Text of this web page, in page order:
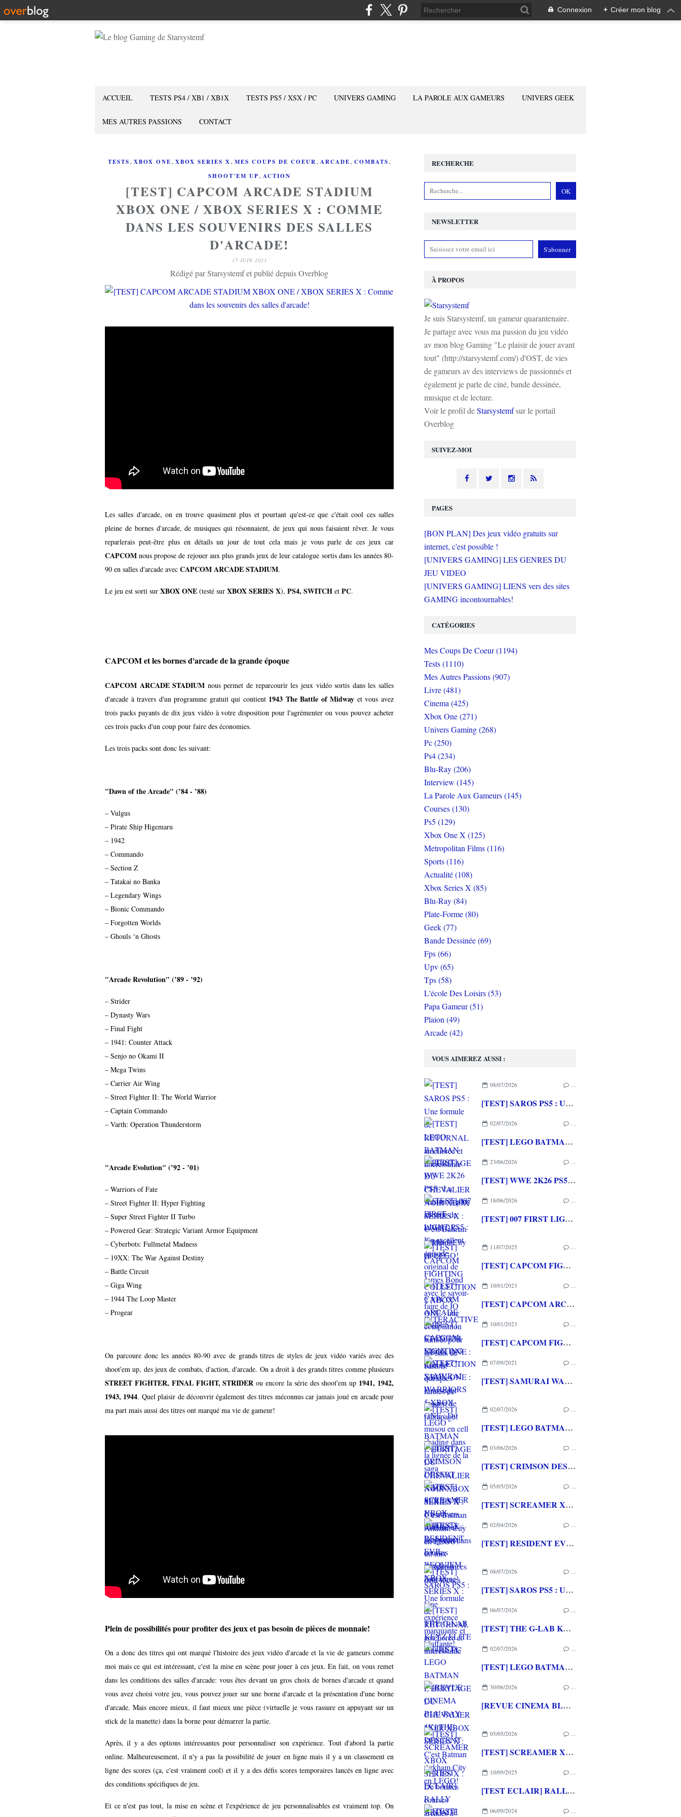
Connexion + Créer mon blog
ACCUEIL TESTS PS4 / XB1 / XB1X TESTS PS5 / XSX / PC UNIVERS GAMING LA PAROLE AUX GAMEURS UNIVERS GEEK
MES AUTRES PASSIONS CONTACT
TESTS, XBOX ONE, XBOX SERIES X, MES COUPS DE COEUR, ARCADE, COMBATS,
SHOOT'EM UP, ACTION
[TEST] CAPCOM ARCADE STADIUM
XBOX ONE / XBOX SERIES X : COMME
DANS LES SOUVENIRS DES SALLES
D'ARCADE!
17 JUIN 2021
Rédigé par Starsystemf et publié depuis Overblog
Les salles d'arcade, on en trouve quasiment plus et pourtant qu'est-ce que c'était cool ces salles
pleine de bornes d'arcade, de musiques qui résonnaient, de jeux qui nous faisaient rêver. Je vous
reparlerais peut-être plus en détails un jour de tout cela mais je vous parle de ces jeux car
CAPCOM nous propose de rejouer aux plus grands jeux de leur catalogue sortis dans les années 80-
90 en salles d'arcade avec CAPCOM ARCADE STADIUM.
Le jeu est sorti sur XBOX ONE (testé sur XBOX SERIES X), PS4, SWITCH et PC.
CAPCOM et les bornes d'arcade de la grande époque
CAPCOM ARCADE STADIUM nous permet de reparcourir les jeux vidéo sortis dans les salles
d'arcade à travers d'un programme gratuit qui contient 1943 The Battle of Midway et vous avez
trois packs payants de dix jeux vidéo à votre disposition pour l'agrémenter ou vous pouvez acheter
ces trois packs d'un coup pour faire des économies.
Les trois packs sont donc les suivant:
"Dawn of the Arcade" (’84 - ’88)
– Vulgus
– Pirate Ship Higemaru
– 1942
– Commando
– Section Z
– Tatakai no Banka
– Legendary Wings
– Bionic Commando
– Forgotten Worlds
– Ghouls ‘n Ghosts
"Arcade Revolution" (’89 - ’92)
– Strider
– Dynasty Wars
– Final Fight
– 1941: Counter Attack
– Senjo no Okami II
– Mega Twins
– Carrier Air Wing
– Street Fighter II: The World Warrior
– Captain Commando
– Varth: Operation Thunderstorm
"Arcade Evolution" (’92 - ’01)
– Warriors of Fate
– Street Fighter II: Hyper Fighting
– Super Street Fighter II Turbo
– Powered Gear: Strategic Variant Armor Equipment
– Cyberbots: Fullmetal Madness
– 19XX: The War Against Destiny
– Battle Circuit
– Giga Wing
– 1944 The Loop Master
– Progear
On parcoure donc les années 80-90 avec de grands titres de styles de jeux vidéo variés avec des
shoot'em up, des jeux de combats, d'action, d'arcade. On a droit à des grands titres comme plusieurs
STREET FIGHTER, FINAL FIGHT, STRIDER ou encore la série des shoot'em up 1941, 1942,
1943, 1944. Quel plaisir de découvrir également des titres méconnus car jamais joué en arcade pour
ma part mais aussi des titres ont marqué ma vie de gameur!
Plein de possibilités pour profiter des jeux et pas besoin de pièces de monnaie!
On a donc des titres qui ont marqué l'histoire des jeux vidéo d'arcade et la vie de gameurs comme
moi mais ce qui est intéressant, c'est la mise en scène pour jouer à ces jeux. En fait, on vous remet
dans les conditions des salles d'arcade: vous êtes devant un gros choix de bornes d'arcade et quand
vous avez choisi votre jeu, vous pouvez jouer sur une borne d'arcade et la présentation d'une borne
d'arcade. Mais encore mieux, il faut mieux une pièce (virtuelle je vous rassure en appuyant sur un
stick de la manette) dans la borne pour démarrer la partie.
Après, il y a des options intéressantes pour personnaliser son expérience. Tout d'abord la partie
online. Malheureusement, il n'y a pas la possibilité de jouer en ligne mais il y a un classement en
ligne des scores (ça, c'est vraiment cool) et il y a des défis scores temporaires lancés en ligne avec
des conditions spécifiques de jeu.
Et ce n'est pas tout, la mise en scène et l'expérience de jeu personnalisables est vraiment top. On
NEWSLETTER
SUIVEZ-MOI
RECHERCHE
À PROPOS
Je suis Starsystemf, un gameur quarantenaire.
Je partage avec vous ma passion du jeu vidéo
av mon blog Gaming "Le plaisir de jouer avant
tout" (http://starsystemf.com/) d'OST, de vies
de gameurs av des interviews de passionnés et
également je parle de ciné, bande dessinée,
musique et de lecture.
Voir le profil deStarsystemfsur le portail
Overblog
VOUS AIMEREZ AUSSI :
08/07/2026 …
[TEST] SAROS PS5 : Une formule de RETURNAL améliorée et interessante
02/07/2026 …
[TEST] LEGO BATMAN L'HERITAGE DU CHEVALIER NOIR XBOX SERIES X : C'est Batman Arkham City en LEGO!
23/06/2026 …
[TEST] WWE 2K26 PS5 : La version la plus aboutie de WWE 2K depuis la pause
18/06/2026 …
[TEST] 007 FIRST LIGHT PS5 : Un excellent épisode original de James Bond avec le savoir-faire de IO INTERACTIVE
11/07/2025 …
[TEST] CAPCOM FIGHTING COLLECTION 2 XBOX ONE : une compilation surtout pour les fans de baston!
10/01/2023 …
[TEST] CAPCOM ARCADE 2ND STADIUM XBOX ONE : Encore quelques raretés de plus!
10/01/2023 …
[TEST] CAPCOM FIGHTING COLLECTION XBOX ONE : Une super session de rattrapage!
07/09/2021 …
[TEST] SAMURAI WARRIORS 5 XBOX ONE : Du musou en cell shading dans la lignée de la saga
02/07/2026 …
[TEST] LEGO BATMAN L'HERITAGE DU CHEVALIER NOIR XBOX SERIES X : C'est Batman Arkham City en LEGO!
03/06/2026 …
[TEST] CRIMSON DESERT XBOX SERIES X : Un univers sublime et intriguant dans un mix d'expériences déjà vécues
05/05/2026 …
[TEST] SCREAMER XBOX SERIES X : De bonnes courses arcades à l'ancienne!
02/04/2026 …
[TEST] RESIDENT EVIL REQUIEM XBOX SERIES X : Une expérience marquante et bluffante!
08/07/2026 …
[TEST] SAROS PS5 : Une formule de RETURNAL améliorée et interessante
06/07/2026 …
[TEST] THE G-LAB KEYZ ELITE 400 HE PC
02/07/2026 …
[TEST] LEGO BATMAN L'HERITAGE DU CHEVALIER NOIR XBOX SERIES X : C'est Batman Arkham City en LEGO!
30/06/2026 …
[REVUE CINEMA BLU-RAY 4K] THE DESCENT
05/05/2026 …
[TEST] SCREAMER XBOX SERIES X : De bonnes courses arcades à l'ancienne!
10/09/2025 …
[TEST ECLAIR] RALLY ARCADE CLASSICS PC / PS5 : Un mini SEGA RALLY des temps modernes
06/09/2024 …
PAGES
[BON PLAN] Des jeux vidéo gratuits sur
internet, c'est possible !
[UNIVERS GAMING] LES GENRES DU
JEU VIDEO
[UNIVERS GAMING] LIENS vers des sites
GAMING incontournables!
CATÉGORIES
Mes Coups De Coeur (1194)
Tests (1110)
Mes Autres Passions (907)
Livre (481)
Cinema (425)
Xbox One (271)
Univers Gaming (268)
Pc (250)
Ps4 (234)
Blu-Ray (206)
Interview (145)
La Parole Aux Gameurs (145)
Courses (130)
Ps5 (129)
Xbox One X (125)
Metropolitan Films (116)
Sports (116)
Actualité (108)
Xbox Series X (85)
Blu-Ray (84)
Plate-Forme (80)
Geek (77)
Bande Dessinée (69)
Fps (66)
Upv (65)
Tps (58)
L'école Des Loisirs (53)
Papa Gameur (51)
Plaion (49)
Arcade (42)